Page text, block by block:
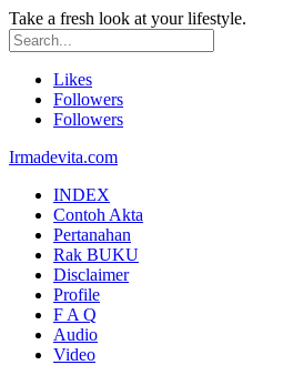
Take a fresh look at your lifestyle.
Likes
Followers
Followers
Irmadevita.com
INDEX
Contoh Akta
Pertanahan
Rak BUKU
Disclaimer
Profile
F A Q
Audio
Video